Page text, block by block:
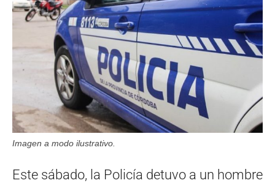
Imagen a modo ilustrativo.
Este sábado, la Policía detuvo a un hombre